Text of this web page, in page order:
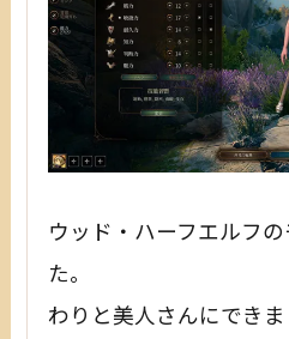
ウッド・ハーフエルフ
た。
わりと美人さんにでき